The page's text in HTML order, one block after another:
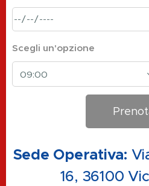
Scegli un'opzione
Sede Operativa:
16, 36100